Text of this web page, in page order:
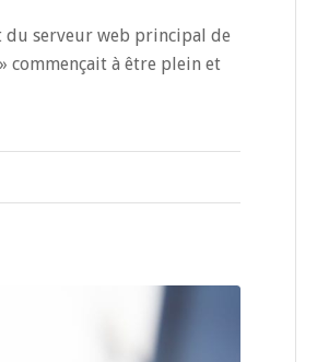
du serveur web principal de
commençait à être plein et